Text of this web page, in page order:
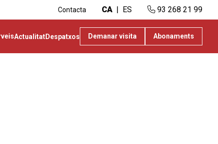
Contacta CA ES 93 268 21 99
ActualitatDespatxos Demanar visita Abonaments